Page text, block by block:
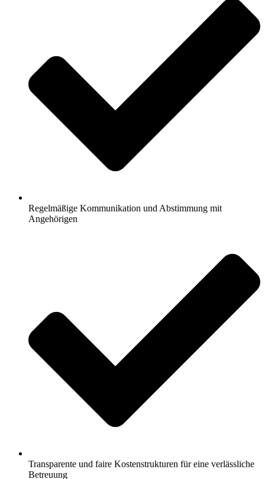
Regelmäßige Kommunikation und Abstimmung mit
Angehörigen
Transparente und faire Kostenstrukturen für eine verlässliche
Betreuung